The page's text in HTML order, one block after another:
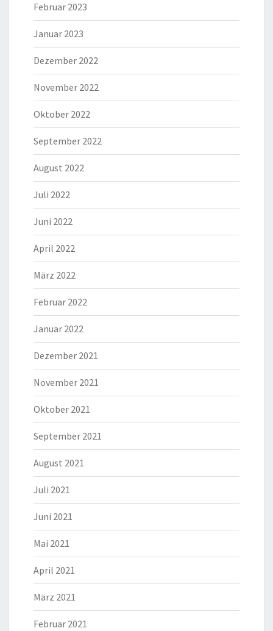
Februar 2023
Januar 2023
Dezember 2022
November 2022
Oktober 2022
September 2022
August 2022
Juli 2022
Juni 2022
April 2022
März 2022
Februar 2022
Januar 2022
Dezember 2021
November 2021
Oktober 2021
September 2021
August 2021
Juli 2021
Juni 2021
Mai 2021
April 2021
März 2021
Februar 2021